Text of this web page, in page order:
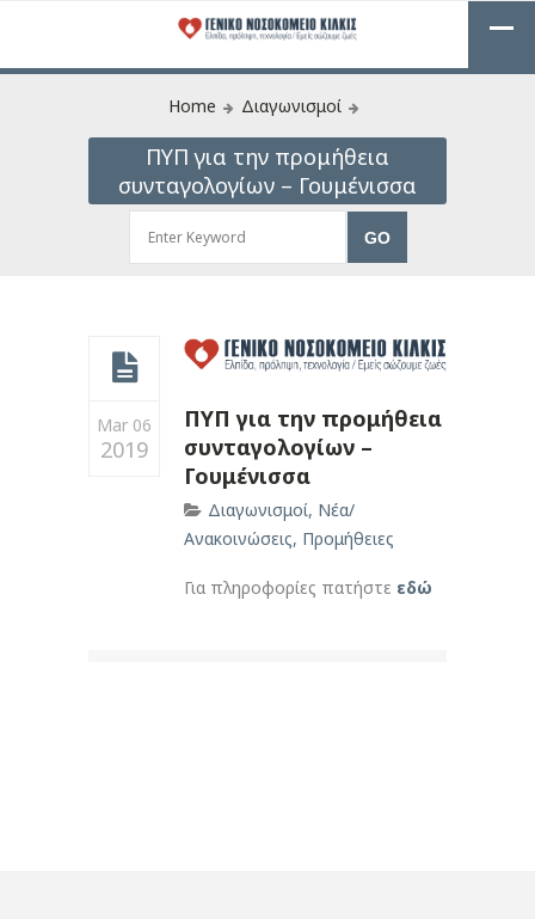
Home Διαγωνισμοί
ΠΥΠ για την προμήθεια
συνταγολογίων – Γουμένισσα
Mar 06
2019
ΠΥΠ για την προμήθεια
συνταγολογίων –
Γουμένισσα
Διαγωνισμοί, Νέα/
Ανακοινώσεις, Προμήθειες
Για πληροφορίες πατήστε εδώ